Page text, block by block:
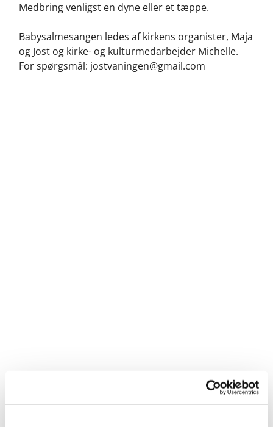
Medbring venligst en dyne eller et tæppe.
Babysalmesangen ledes af kirkens organister, Maja
og Jost og kirke- og kulturmedarbejder Michelle.
For spørgsmål: jostvaningen@gmail.com